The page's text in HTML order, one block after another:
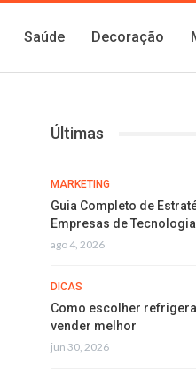
Saúde Decoração
Últimas
MARKETING
Guia Completo de
Empresas de
ago 4, 2026
DICAS
Como escolher
vender melhor
jun 30, 2026